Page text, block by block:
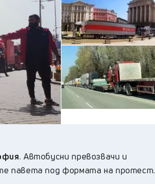
. Автобусни превозвачи и
павета под формата на протест.